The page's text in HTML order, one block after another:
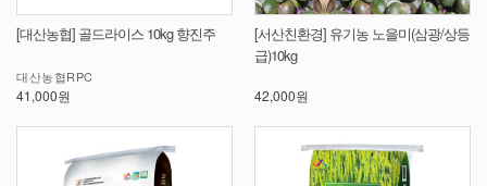
[대산농협] 골드라이스 10kg 향진주
대산농협RPC
41,000원
[서산친환경] 유기농 노을미(삼광/상등
급)10kg
42,000원